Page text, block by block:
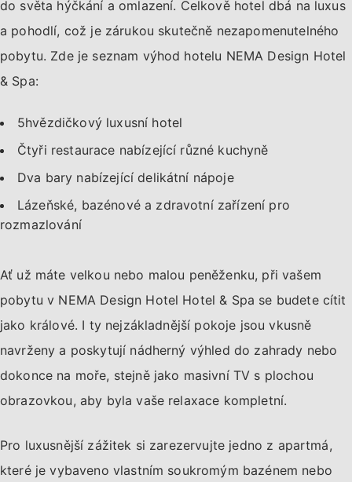
do světa hýčkání a omlazení. Celkově hotel dbá na luxus
a pohodlí, což je zárukou skutečně nezapomenutelného
pobytu. Zde je seznam výhod hotelu NEMA Design Hotel
& Spa:
5hvězdičkový luxusní hotel
Čtyři restaurace nabízející různé kuchyně
Dva bary nabízející delikátní nápoje
Lázeňské, bazénové a zdravotní zařízení pro
rozmazlování
Ať už máte velkou nebo malou peněženku, při vašem
pobytu v NEMA Design Hotel Hotel & Spa se budete cítit
jako králové. I ty nejzákladnější pokoje jsou vkusně
navrženy a poskytují nádherný výhled do zahrady nebo
dokonce na moře, stejně jako masivní TV s plochou
obrazovkou, aby byla vaše relaxace kompletní.
Pro luxusnější zážitek si zarezervujte jedno z apartmá,
které je vybaveno vlastním soukromým bazénem nebo